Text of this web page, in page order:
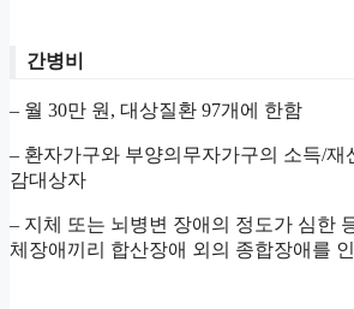
간병비
– 월 30만 원, 대상질환 97개에 한함
– 환자가구와 부양의무자가구의 소득/
감대상자
– 지체 또는 뇌병변 장애의 정도가 심한
체장애끼리 합산장애 외의 종합장애를